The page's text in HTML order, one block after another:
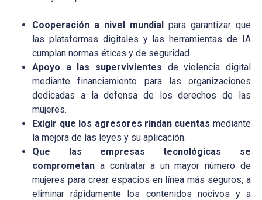
Cooperación a nivel mundial para garantizar que
las plataformas digitales y las herramientas de IA
cumplan normas éticas y de seguridad.
Apoyo a las supervivientes de violencia digital
mediante financiamiento para las organizaciones
dedicadas a la defensa de los derechos de las
mujeres.
Exigir que los agresores rindan cuentas mediante
la mejora de las leyes y su aplicación.
Que las empresas tecnológicas se
comprometan a contratar a un mayor número de
mujeres para crear espacios en línea más seguros, a
eliminar rápidamente los contenidos nocivos y a